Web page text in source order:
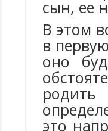
сын, ее
В этом
в
оно
это